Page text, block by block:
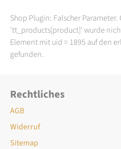
Shop Plugin: Falscher Parameter.
'tt_products[product]' wurde
Element mit uid = 1895 auf den
gefunden.
Rechtliches
AGB
Widerruf
Sitemap